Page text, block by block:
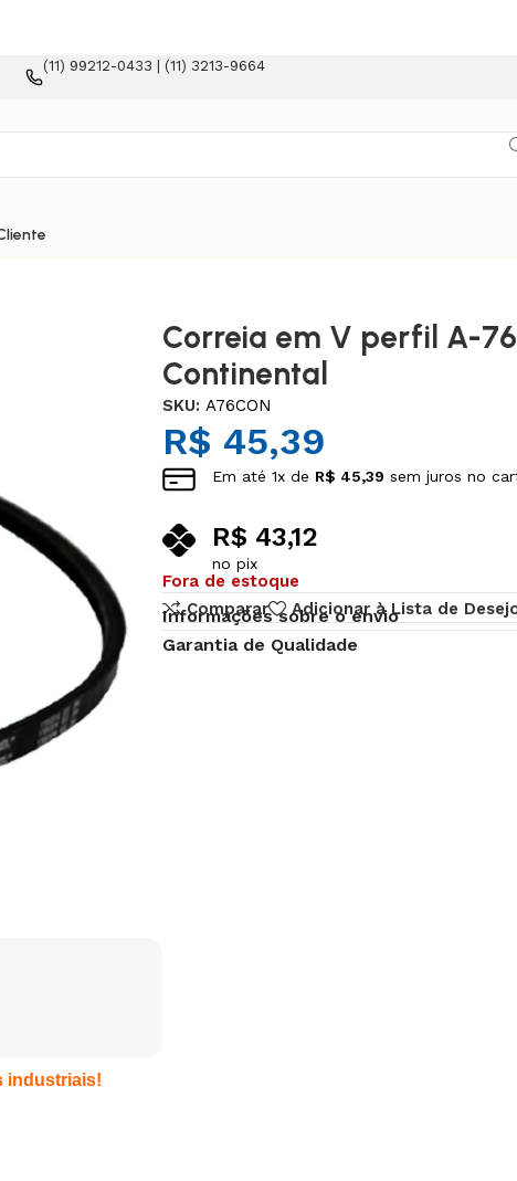
(11) 99212-0433 | (11) 3213-9664
BX
industriais!
Correia em V perfil A-76
Continental
SKU:A76CON
R$ 45,39
Em até1x de R$ 45,39 sem juros no
R$ 43,12
no pix
Fora de estoque
Comparar
Adicionar à Lista de
Informações sobre o envio
Garantia de Qualidade